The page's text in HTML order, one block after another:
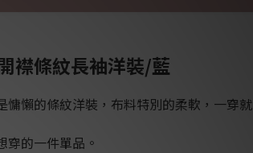
襟條紋長袖洋裝/藍
慵懶的條紋洋裝，布料特別的柔軟，一穿就
穿的一件單品。